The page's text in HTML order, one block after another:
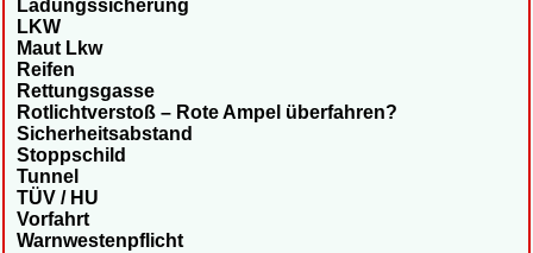
Ladungssicherung
LKW
Maut Lkw
Reifen
Rettungsgasse
Rotlichtverstoß – Rote Ampel überfahren?
Sicherheitsabstand
Stoppschild
Tunnel
TÜV / HU
Vorfahrt
Warnwestenpflicht